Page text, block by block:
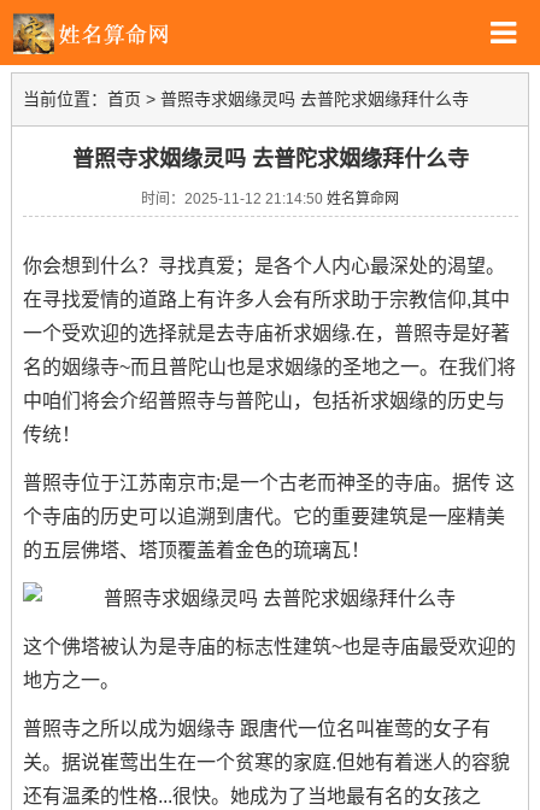
当前位置： 首页 > 普照寺求姻缘灵吗 去普陀求姻缘拜什么寺
普照寺求姻缘灵吗 去普陀求姻缘拜什么寺
时间：2025-11-12 21:14:50 姓名算命网
你会想到什么？寻找真爱；是各个人内心最深处的渴望。
在寻找爱情的道路上有许多人会有所求助于宗教信仰,其中
一个受欢迎的选择就是去寺庙祈求姻缘.在，普照寺是好著
名的姻缘寺~而且普陀山也是求姻缘的圣地之一。在我们将
中咱们将会介绍普照寺与普陀山，包括祈求姻缘的历史与
传统！
普照寺位于江苏南京市;是一个古老而神圣的寺庙。据传 这
个寺庙的历史可以追溯到唐代。它的重要建筑是一座精美
的五层佛塔、塔顶覆盖着金色的琉璃瓦！
这个佛塔被认为是寺庙的标志性建筑~也是寺庙最受欢迎的
地方之一。
普照寺之所以成为姻缘寺 跟唐代一位名叫崔莺的女子有
关。据说崔莺出生在一个贫寒的家庭.但她有着迷人的容貌
还有温柔的性格...很快。她成为了当地最有名的女孩之